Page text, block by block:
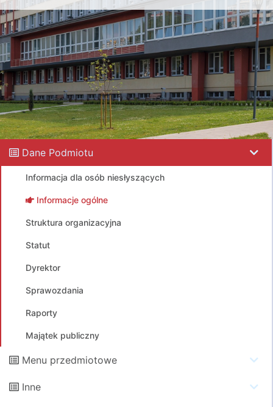
Dane Podmiotu
Informacja dla osób niesłyszących
Informacje ogólne
Struktura organizacyjna
Statut
Dyrektor
Sprawozdania
Raporty
Majątek publiczny
Menu przedmiotowe
Inne